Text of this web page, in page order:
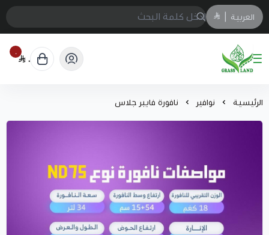
العربية
GrassJeddah
٠
٠
الرئيسية نوافير نافورة فايبر جلاس